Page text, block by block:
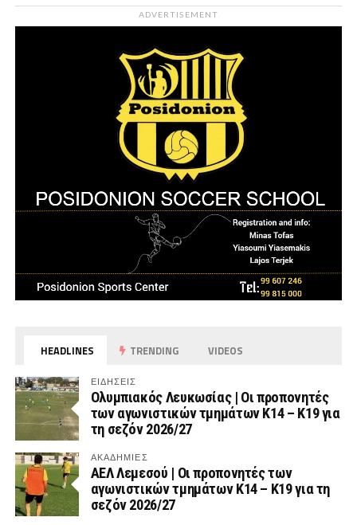
ADVERTISEMENT
HEADLINES TRENDING VIDEOS
ΕΙΔΗΣΕΙΣ
Ολυμπιακός Λευκωσίας | Οι προπονητές
των αγωνιστικών τμημάτων Κ14 – Κ19 για
τη σεζόν 2026/27
ΑΚΑΔΗΜΙΕΣ
ΑΕΛ Λεμεσού | Οι προπονητές των
αγωνιστικών τμημάτων Κ14 – Κ19 για τη
σεζόν 2026/27